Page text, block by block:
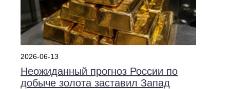
2026-06-13
Неожиданный прогноз России по
добыче золота заставил Запад